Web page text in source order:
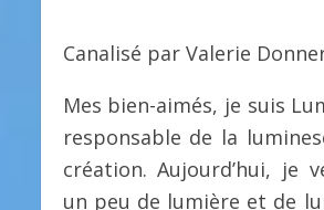
Canalisé par Valerie
Mes bien-aimés, je suis
responsable de la
création. Aujourd’hui, je
un peu de lumière et de